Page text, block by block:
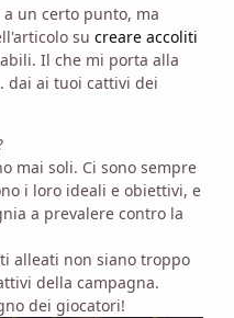
un certo punto, ma
su creare accoliti
Il che mi porta alla
dai ai tuoi cattivi dei
mai soli. Ci sono sempre
i loro ideali e obiettivi, e
a prevalere contro la
alleati non siano troppo
della campagna.
dei giocatori!